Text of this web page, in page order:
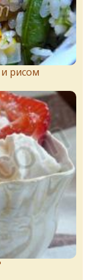
рисом